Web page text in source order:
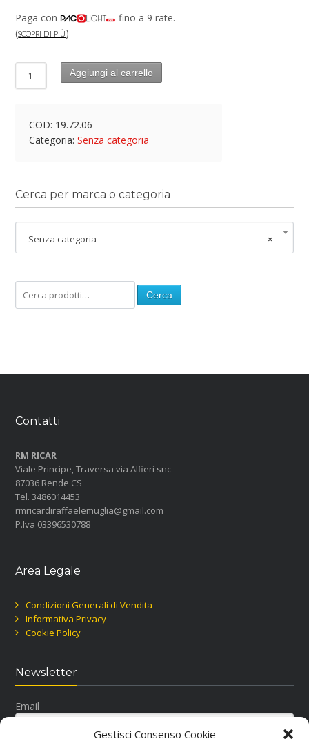
Gestisci Consenso Cookie
Paga con
fino a 9 rate.
(SCOPRI DI PIÙ)
Aggiungi al carrello
COD: 19.72.06
Categoria:Senza categoria
Cerca per marca o categoria
×
Senza categoria
Cerca
Contatti
RM RICAR
Viale Principe, Traversa via Alfieri snc
87036 Rende CS
Tel. 3486014453
rmricardiraffaelemuglia@gmail.com
P.Iva 03396530788
Area Legale
Condizioni Generali di Vendita
Informativa Privacy
Cookie Policy
Newsletter
Email